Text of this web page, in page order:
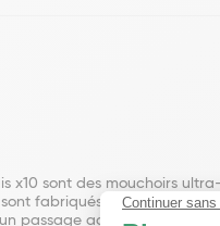
x10 sont des mouchoirs
fabriqués à partir de
passage accidentel dans